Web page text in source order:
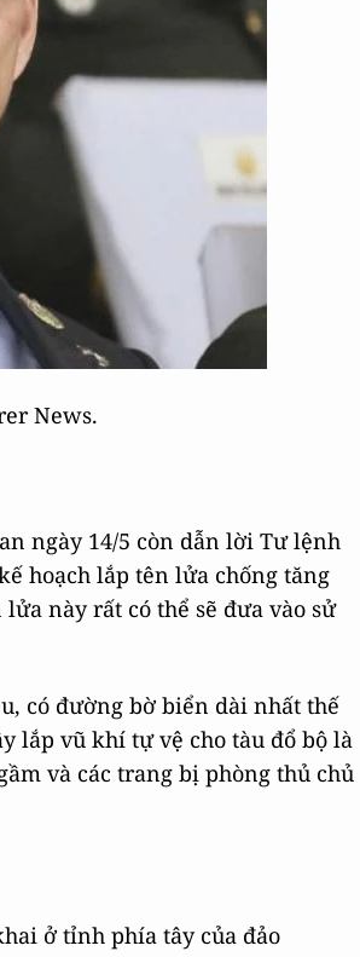
News.
ngày 14/5 còn dẫn lời Tư lệnh
hoạch lắp tên lửa chống tăng
này rất có thể sẽ đưa vào sử
có đường bờ biển dài nhất thế
lắp vũ khí tự vệ cho tàu đổ bộ là
và các trang bị phòng thủ chủ
ở tỉnh phía tây của đảo